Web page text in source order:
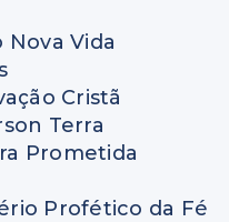
Vida
Cristã
Terra
Prometida
Profético da Fé